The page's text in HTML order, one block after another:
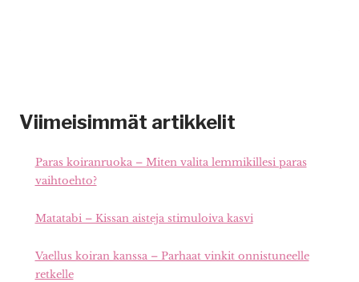
Viimeisimmät artikkelit
Paras koiranruoka – Miten valita lemmikillesi paras
vaihtoehto?
Matatabi – Kissan aisteja stimuloiva kasvi
Vaellus koiran kanssa – Parhaat vinkit onnistuneelle
retkelle